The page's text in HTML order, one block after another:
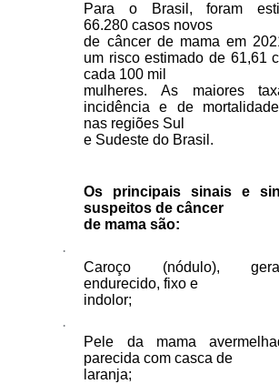
Para o Brasil, foram
66.280 casos novos
de câncer de mama em
um risco estimado de 61,61
cada 100 mil
mulheres. As maiores
incidência e de
nas regiões Sul
e Sudeste do Brasil.
Os principais sinais e
suspeitos de câncer
de mama são:
·
Caroço (nódulo),
endurecido, fixo e
indolor;
·
Pele da mama
parecida com casca de
laranja;